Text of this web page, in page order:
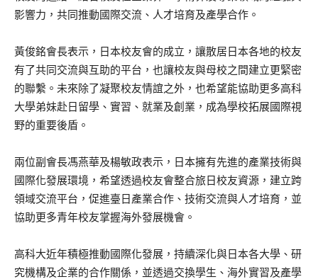
影響力，共同推動國際交流、人才培育及產學合作。
黃俊銘會長表示，日本校友會的成立，讓散居日本各地的校友
有了共同交流與互助的平台，也讓校友與母校之間建立更緊密
的聯繫。未來除了凝聚校友情誼之外，也希望能協助更多高科
大學弟妹赴日留學、實習、就業及創業，成為學校拓展國際視
野的重要後盾。
兩位副會長馮燕華及楊敏政表示，日本擁有先進的產業技術與
國際化發展環境，希望透過校友會整合旅日校友資源，建立跨
領域交流平台，促進臺日產業合作、技術交流與人才培育，並
協助更多青年校友掌握海外發展機會。
高科大近年積極推動國際化發展，持續深化與日本各大學、研
究機構及企業的合作關係，並透過交換學生、海外實習及產學